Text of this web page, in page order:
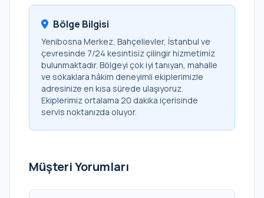
Bölge Bilgisi
Yenibosna Merkez, Bahçelievler, İstanbul ve
çevresinde 7/24 kesintisiz çilingir hizmetimiz
bulunmaktadır. Bölgeyi çok iyi tanıyan, mahalle
ve sokaklara hâkim deneyimli ekiplerimizle
adresinize en kısa sürede ulaşıyoruz.
Ekiplerimiz ortalama 20 dakika içerisinde
servis noktanızda oluyor.
Müşteri Yorumları